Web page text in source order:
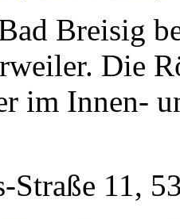
Breisig
Die
im Innen-
Straße 11,